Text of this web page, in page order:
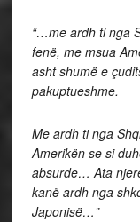
“…me ardh ti nga
fenë, me msua
asht shumë e
pakuptueshme.
Me ardh ti nga
Amerikën se si
absurde… Ata
kanë ardh nga
Japonisë…”